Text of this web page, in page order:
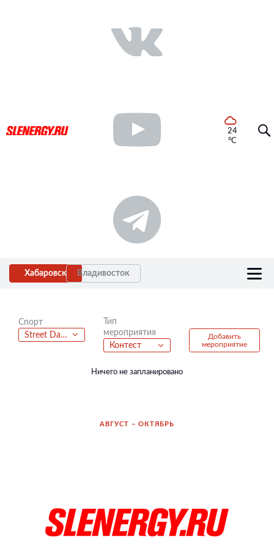
24
°C
Хабаровск Владивосток
Спорт
Street Dance
Тип
мероприятия
Контест
Добавить
мероприятие
Ничего не запланировано
АВГУСТ – ОКТЯБРЬ